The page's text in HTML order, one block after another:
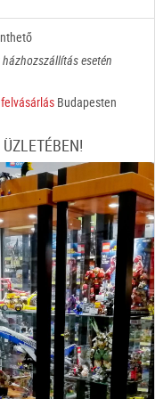
esetén
felvásárlás Budapesten